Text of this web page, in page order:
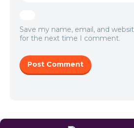
Save my name, email, and
for the next time I comment.